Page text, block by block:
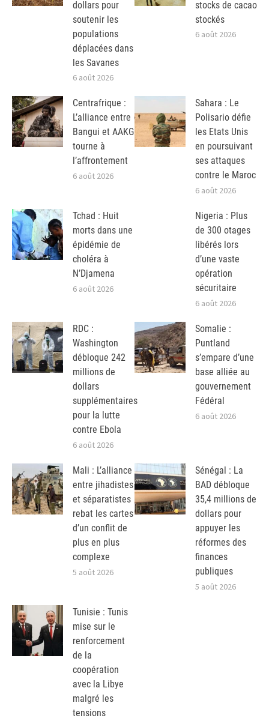
dollars pour
soutenir les
populations
déplacées dans
les Savanes
6 août 2026
stocks de cacao
stockés
6 août 2026
Centrafrique :
L’alliance entre
Bangui et AAKG
tourne à
l’affrontement
6 août 2026
Sahara : Le
Polisario défie
les Etats Unis
en poursuivant
ses attaques
contre le Maroc
6 août 2026
Tchad : Huit
morts dans une
épidémie de
choléra à
N’Djamena
6 août 2026
Nigeria : Plus
de 300 otages
libérés lors
d’une vaste
opération
sécuritaire
6 août 2026
RDC :
Washington
débloque 242
millions de
dollars
supplémentaires
pour la lutte
contre Ebola
6 août 2026
Somalie :
Puntland
s’empare d’une
base alliée au
gouvernement
Fédéral
6 août 2026
Mali : L’alliance
entre jihadistes
et séparatistes
rebat les cartes
d’un conflit de
plus en plus
complexe
5 août 2026
Sénégal : La
BAD débloque
35,4 millions de
dollars pour
appuyer les
réformes des
finances
publiques
5 août 2026
Tunisie : Tunis
mise sur le
renforcement
de la
coopération
avec la Libye
malgré les
tensions